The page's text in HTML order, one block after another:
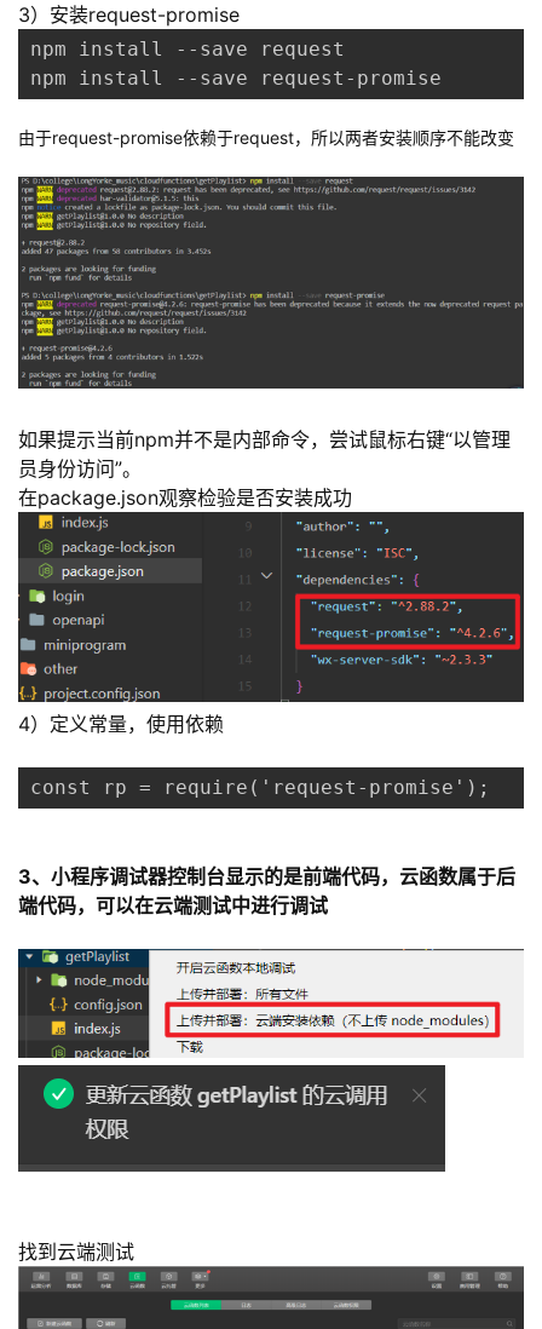
3）安装request-promise
npm install --save request
npm install --save request-promise
由于request-promise依赖于request，所以两者安装顺序不能改变
如果提示当前npm并不是内部命令，尝试鼠标右键“以管理
员身份访问”。
在package.json观察检验是否安装成功
4）定义常量，使用依赖
const rp = require('request-promise');
3、小程序调试器控制台显示的是前端代码，云函数属于后
端代码，可以在云端测试中进行调试
找到云端测试